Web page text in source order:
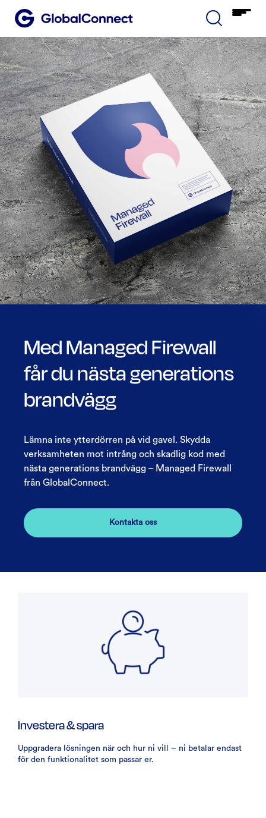
Med Managed Firewall
får du nästa generations
brandvägg
Lämna inte ytterdörren på vid gavel. Skydda
verksamheten mot intrång och skadlig kod med
nästa generations brandvägg – Managed Firewall
från GlobalConnect.
Kontakta oss
Investera & spara
Uppgradera lösningen när och hur ni vill – ni betalar endast
för den funktionalitet som passar er.